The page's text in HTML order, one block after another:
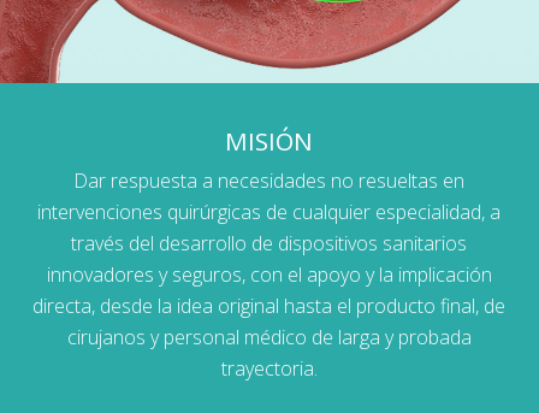
MISIÓN
Dar respuesta a necesidades no resueltas en
intervenciones quirúrgicas de cualquier especialidad, a
través del desarrollo de dispositivos sanitarios
innovadores y seguros, con el apoyo y la implicación
directa, desde la idea original hasta el producto final, de
cirujanos y personal médico de larga y probada
trayectoria.